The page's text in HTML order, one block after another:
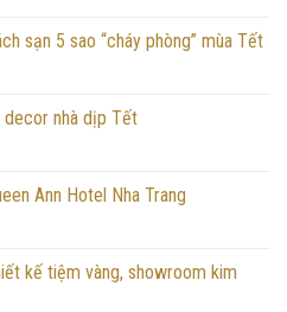
sạn 5 sao “cháy phòng” mùa Tết
nhà dịp Tết
Ann Hotel Nha Trang
kế tiệm vàng, showroom kim